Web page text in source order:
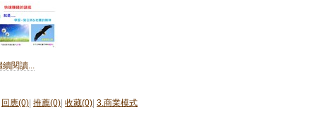
續閱讀...
回應(0)| 推薦(0)| 收藏(0)| 3.商業模式